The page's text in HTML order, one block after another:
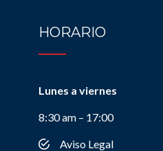
HORARIO
Lunes a viernes
8:30 am – 17:00
Aviso Legal